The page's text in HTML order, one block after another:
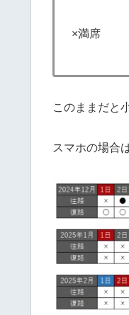
×満席
このままだと
スマホの場合